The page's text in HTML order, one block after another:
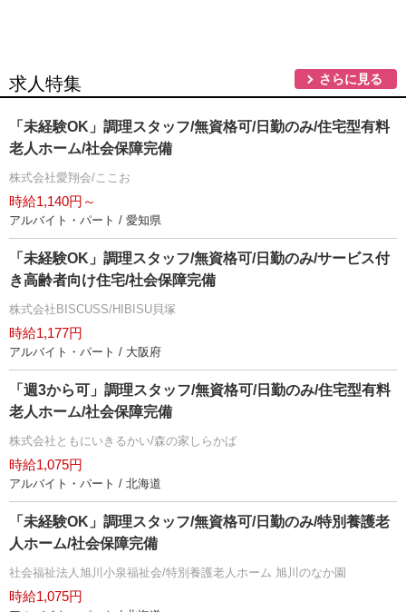
求人特集 さらに見る
「未経験OK」調理スタッフ/無資格可/日勤のみ/住宅型有料
老人ホーム/社会保障完備
株式会社愛翔会/ここお
時給1,140円～
アルバイト・パート / 愛知県
「未経験OK」調理スタッフ/無資格可/日勤のみ/サービス付
き高齢者向け住宅/社会保障完備
株式会社BISCUSS/HIBISU貝塚
時給1,177円
アルバイト・パート / 大阪府
「週3から可」調理スタッフ/無資格可/日勤のみ/住宅型有料
老人ホーム/社会保障完備
株式会社ともにいきるかい/森の家しらかば
時給1,075円
アルバイト・パート / 北海道
「未経験OK」調理スタッフ/無資格可/日勤のみ/特別養護老
人ホーム/社会保障完備
社会福祉法人旭川小泉福祉会/特別養護老人ホーム 旭川のなか園
時給1,075円